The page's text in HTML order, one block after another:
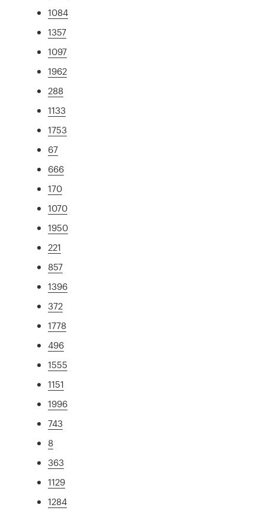
1084
1357
1097
1962
288
1133
1753
67
666
170
1070
1950
221
857
1396
372
1778
496
1555
1151
1996
743
8
363
1129
1284